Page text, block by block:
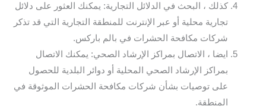
كذلك ، البحث في الدلائل التجارية: يمكنك العثور على دلائل
تجارية محلية أو عبر الإنترنت للمنطقة التجارية التي قد تذكر
شركات مكافحة الحشرات في بالم باركس.
ايضا ، الاتصال بمراكز الإرشاد الصحي: يمكنك الاتصال
بمراكز الإرشاد الصحي المحلية أو دوائر البلدية للحصول
على توصيات بشأن شركات مكافحة الحشرات الموثوقة في
المنطقة.